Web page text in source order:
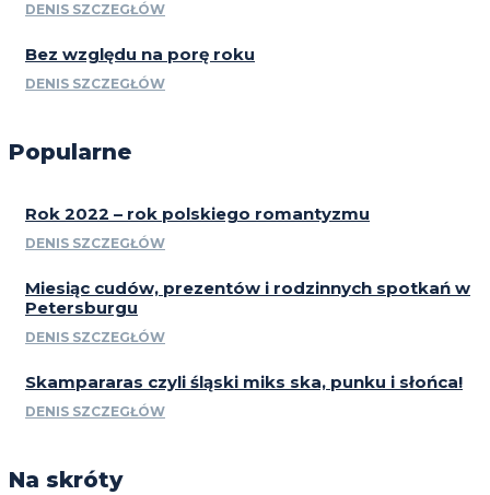
DENIS SZCZEGŁÓW
Bez względu na porę roku
DENIS SZCZEGŁÓW
Popularne
Rok 2022 – rok polskiego romantyzmu
DENIS SZCZEGŁÓW
Miesiąc cudów, prezentów i rodzinnych spotkań w
Petersburgu
DENIS SZCZEGŁÓW
Skampararas czyli śląski miks ska, punku i słońca!
DENIS SZCZEGŁÓW
Na skróty